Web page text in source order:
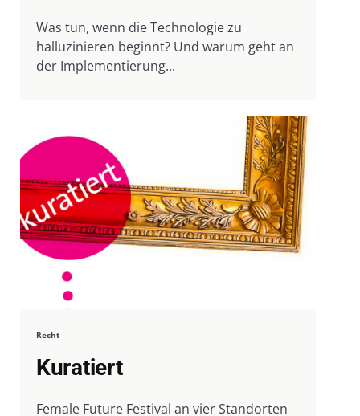
Was tun, wenn die Technologie zu
halluzinieren beginnt? Und warum geht an
der Implementierung...
Recht
Kuratiert
Female Future Festival an vier Standorten